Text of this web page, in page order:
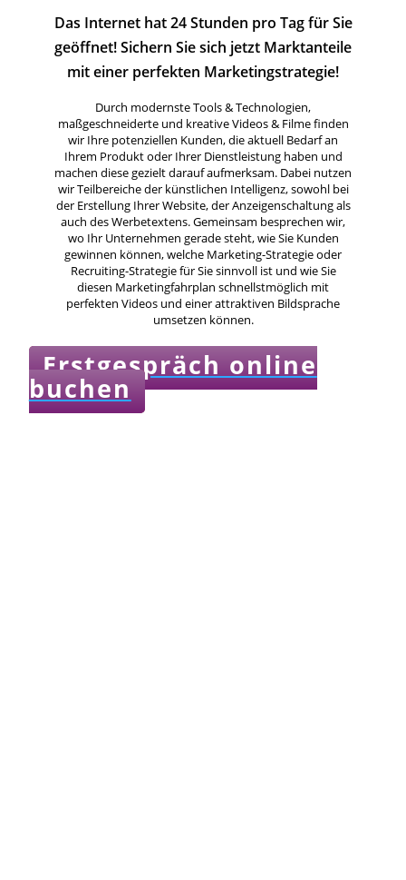
Das Internet hat 24 Stunden pro Tag für Sie
geöffnet! Sichern Sie sich jetzt Marktanteile
mit einer perfekten Marketingstrategie!
Durch modernste Tools & Technologien,
maßgeschneiderte und kreative Videos & Filme finden
wir Ihre potenziellen Kunden, die aktuell Bedarf an
Ihrem Produkt oder Ihrer Dienstleistung haben und
machen diese gezielt darauf aufmerksam. Dabei nutzen
wir Teilbereiche der künstlichen Intelligenz, sowohl bei
der Erstellung Ihrer Website, der Anzeigenschaltung als
auch des Werbetextens. Gemeinsam besprechen wir,
wo Ihr Unternehmen gerade steht, wie Sie Kunden
gewinnen können, welche Marketing-Strategie oder
Recruiting-Strategie für Sie sinnvoll ist und wie Sie
diesen Marketingfahrplan schnellstmöglich mit
perfekten Videos und einer attraktiven Bildsprache
umsetzen können.
Erstgespräch online
buchen